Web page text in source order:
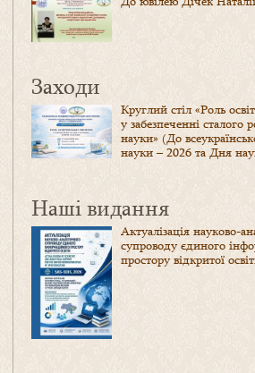
Заходи
Круглий стіл «Роль
у забезпеченні сталого
науки» (До
науки – 2026 та Дня
Наші видання
Актуалізація науково-
супроводу єдиного
простору відкритої